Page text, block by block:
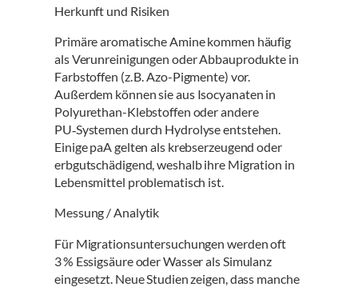
Herkunft und Risiken
Primäre aromatische Amine kommen häufig
als Verunreinigungen oder Abbauprodukte in
Farbstoffen (z. B. Azo-Pigmente) vor.
Außerdem können sie aus Isocyanaten in
Polyurethan-Klebstoffen oder andere
PU‑Systemen durch Hydrolyse entstehen.
Einige paA gelten als krebserzeugend oder
erbgutschädigend, weshalb ihre Migration in
Lebensmittel problematisch ist.
Messung / Analytik
Für Migrationsuntersuchungen werden oft
3 % Essigsäure oder Wasser als Simulanz
eingesetzt. Neue Studien zeigen, dass manche